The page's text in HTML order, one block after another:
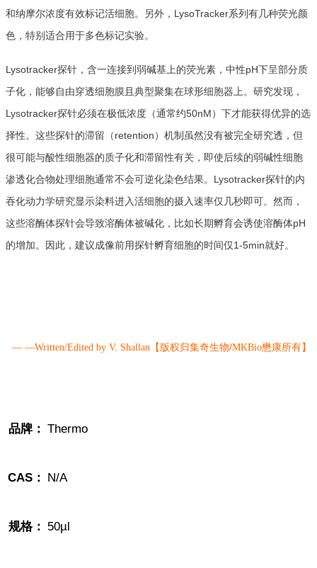
和纳摩尔浓度有效标记活细胞。另外，LysoTracker系列有几种荧光颜
色，特别适合用于多色标记实验。
Lysotracker探针，含一连接到弱碱基上的荧光素，中性pH下呈部分质
子化，能够自由穿透细胞膜且典型聚集在球形细胞器上。研究发现，
Lysotracker探针必须在极低浓度（通常约50nM）下才能获得优异的选
择性。这些探针的滞留（retention）机制虽然没有被完全研究透，但
很可能与酸性细胞器的质子化和滞留性有关，即使后续的弱碱性细胞
渗透化合物处理细胞通常不会可逆化染色结果。Lysotracker探针的内
吞化动力学研究显示染料进入活细胞的摄入速率仅几秒即可。然而，
这些溶酶体探针会导致溶酶体被碱化，比如长期孵育会诱使溶酶体pH
的增加。因此，建议成像前用探针孵育细胞的时间仅1-5min就好。
— —Written/Edited by V. Shallan 【版权归集奇生物/MKBio懋康所有】
品牌： Thermo
CAS： N/A
规格： 50µl